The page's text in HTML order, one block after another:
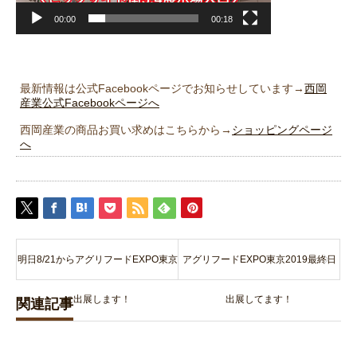
00:00 00:18
最新情報は公式Facebookページでお知らせしています→西岡
産業公式Facebookページへ
西岡産業の商品お買い求めはこちらから→ ショッピングページ
へ
明日8/21からアグリフードEXPO東京
に出展します！
アグリフードEXPO東京2019最終日
出展してます！
関連記事